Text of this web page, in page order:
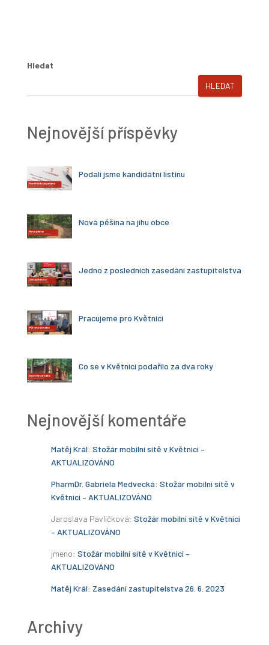
Hledat
HLEDAT
Nejnovější příspěvky
Podali jsme kandidátní listinu
Nová pěšina na jihu obce
Jedno z posledních zasedání zastupitelstva
Pracujeme pro Květnici
Co se v Květnici podařilo za dva roky
Nejnovější komentáře
Matěj Král: Stožár mobilní sítě v Květnici –
AKTUALIZOVÁNO
PharmDr. Gabriela Medvecká: Stožár mobilní sítě v
Květnici – AKTUALIZOVÁNO
Jaroslava Pavlíčková: Stožár mobilní sítě v Květnici
– AKTUALIZOVÁNO
jmeno: Stožár mobilní sítě v Květnici –
AKTUALIZOVÁNO
Matěj Král: Zasedání zastupitelstva 26. 6. 2023
Archivy